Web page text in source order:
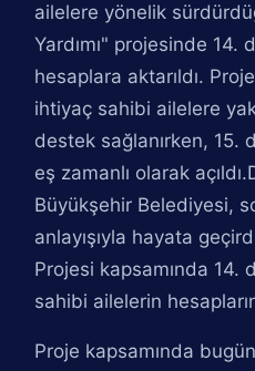
ailelere yönelik
Yardımı" projesinde 14.
hesaplara aktarıldı.
ihtiyaç sahibi ailelere
destek sağlanırken, 15.
eş zamanlı olarak
Büyükşehir Belediyesi,
anlayışıyla hayata
Projesi kapsamında 14.
sahibi ailelerin
Proje kapsamında